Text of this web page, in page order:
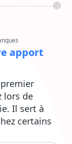
apport
lors de
Il sert à
certains